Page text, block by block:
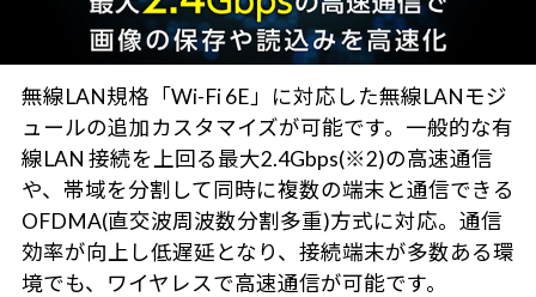
無線LAN規格「Wi-Fi 6E」に対応した無線LANモジ
ュールの追加カスタマイズが可能です。一般的な有
線LAN 接続を上回る最大2.4Gbps(※2)の高速通信
や、帯域を分割して同時に複数の端末と通信できる
OFDMA(直交波周波数分割多重)方式に対応。通信
効率が向上し低遅延となり、接続端末が多数ある環
境でも、ワイヤレスで高速通信が可能です。